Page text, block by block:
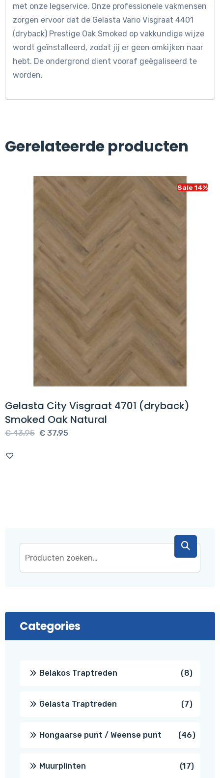
met onze legservice. Onze professionele vakmensen
zorgen ervoor dat de Gelasta Vario Visgraat 4401
(dryback) Prestige Oak Smoked op vakkundige wijze
wordt geïnstalleerd, zodat jij er geen omkijken naar
hebt. De ondergrond dient vooraf geëgaliseerd te
worden.
Gerelateerde producten
Sale 14%
Gelasta City Visgraat 4701 (dryback)
Smoked Oak Natural
€43,95 Oorspronkelijke
€ 37,95
Categories
Belakos Traptreden 88
Gelasta Traptreden 77
Hongaarse punt / Weense punt 4646
Muurplinten 1717